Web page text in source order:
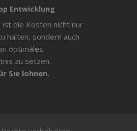
Entwicklung
ist die Kosten nicht nur
halten, sondern auch
optimales
zu setzen.
Sie lohnen.